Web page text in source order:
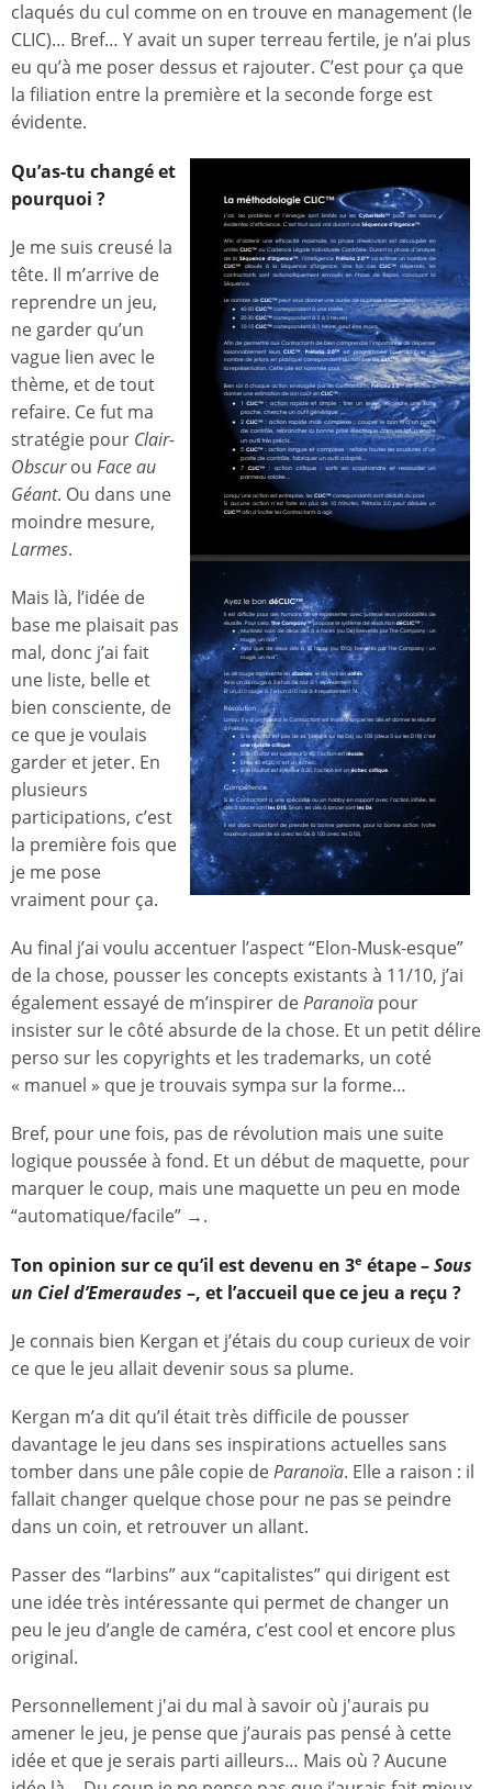
claqués du cul comme on en trouve en management (le
CLIC)… Bref… Y avait un super terreau fertile, je n’ai plus
eu qu’à me poser dessus et rajouter. C’est pour ça que
la filiation entre la première et la seconde forge est
évidente.
Qu’as-tu changé et
pourquoi ?
Je me suis creusé la
tête. Il m’arrive de
reprendre un jeu,
ne garder qu’un
vague lien avec le
thème, et de tout
refaire. Ce fut ma
stratégie pour Clair-
Obscurou Face au
Géant. Ou dans une
moindre mesure,
Larmes.
Mais là, l’idée de
base me plaisait pas
mal, donc j’ai fait
une liste, belle et
bien consciente, de
ce que je voulais
garder et jeter. En
plusieurs
participations, c’est
la première fois que
je me pose
vraiment pour ça.
Au final j’ai voulu accentuer l’aspect “Elon-Musk-esque”
de la chose, pousser les concepts existants à 11/10, j’ai
également essayé de m’inspirer deParanoïa pour
insister sur le côté absurde de la chose. Et un petit délire
perso sur les copyrights et les trademarks, un coté
« manuel » que je trouvais sympa sur la forme…
Bref, pour une fois, pas de révolution mais une suite
logique poussée à fond. Et un début de maquette, pour
marquer le coup, mais une maquette un peu en mode
“automatique/facile” →.
Ton opinion sur ce qu’il est devenu en 3e étape –Sous
un Ciel d’Emeraudes –, et l’accueil que ce jeu a reçu ?
Je connais bien Kergan et j’étais du coup curieux de voir
ce que le jeu allait devenir sous sa plume.
Kergan m’a dit qu’il était très difficile de pousser
davantage le jeu dans ses inspirations actuelles sans
tomber dans une pâle copie deParanoïa. Elle a raison : il
fallait changer quelque chose pour ne pas se peindre
dans un coin, et retrouver un allant.
Passer des “larbins” aux “capitalistes” qui dirigent est
une idée très intéressante qui permet de changer un
peu le jeu d’angle de caméra, c’est cool et encore plus
original.
Personnellement j'ai du mal à savoir où j'aurais pu
amener le jeu, je pense que j’aurais pas pensé à cette
idée et que je serais parti ailleurs… Mais où ? Aucune